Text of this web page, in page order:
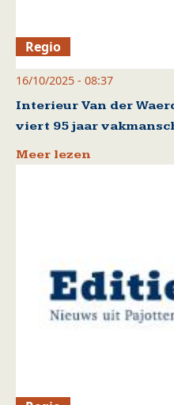
Regio
16/10/2025 - 08:37
Interieur Van der
viert 95 jaar
Meer lezen